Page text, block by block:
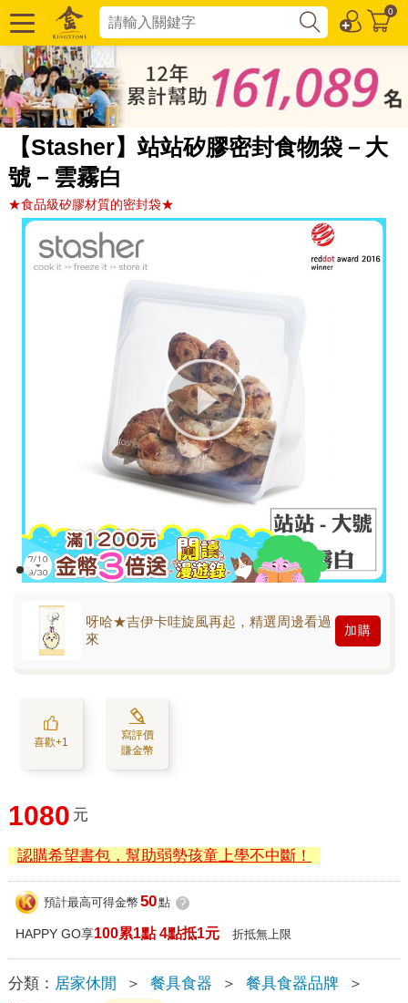
0
【Stasher】站站矽膠密封食物袋－大
號－雲霧白
★食品級矽膠材質的密封袋★
呀哈★吉伊卡哇旋風再起，精選周邊看過
來
加購
喜歡+1
寫評價
賺金幣
1080 元
認購希望書包，幫助弱勢孩童上學不中斷！
預計最高可得金幣 50點 ?
HAPPY GO享100累1點 4點抵1元 折抵無上限
分類： 居家休閒 ＞ 餐具食器 ＞ 餐具食器品牌
＞